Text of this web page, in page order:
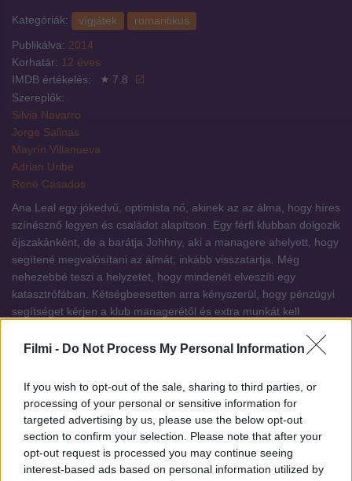
Filmi - Do Not Process My Personal Information
If you wish to opt-out of the sale, sharing to third parties, or
processing of your personal or sensitive information for
targeted advertising by us, please use the below opt-out
section to confirm your selection. Please note that after your
opt-out request is processed you may continue seeing
interest-based ads based on personal information utilized by
Kategóriák: vígjáték
romantikus
Publikálva: 2014
Korhatár: 12 éves
IMDB értékelés:
7.8
Szereplők:
Silvia Navarro
Jorge Salinas
Mayrín Villanueva
Adrian Uribe
René Casados
Ana Leal egy jókedvű, optimista nő, akinek az az álma, hogy híres
színésznő legyen és családot alapítson. Egy férfi klubban dolgozik
éjszakánként, de a barátja Johhny, aki a managere ahelyett, hogy
segítené megvalósítani az álmát, inkább visszatartja. Még
nehezebbé teszi a helyzetet, hogy mindenét elveszíti egy
katasztrófában. Kétségbeesetten arra kényszerül, hogy pénzügyi
segítséget kérjen a klub managerétől és extra munkát kell
Tetszett a sorozat? Oszd meg: